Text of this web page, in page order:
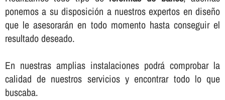
ponemos a su disposición a nuestros expertos en diseño
que le asesorarán en todo momento hasta conseguir el
resultado deseado.
En nuestras amplias instalaciones podrá comprobar la
calidad de nuestros servicios y encontrar todo lo que
buscaba.